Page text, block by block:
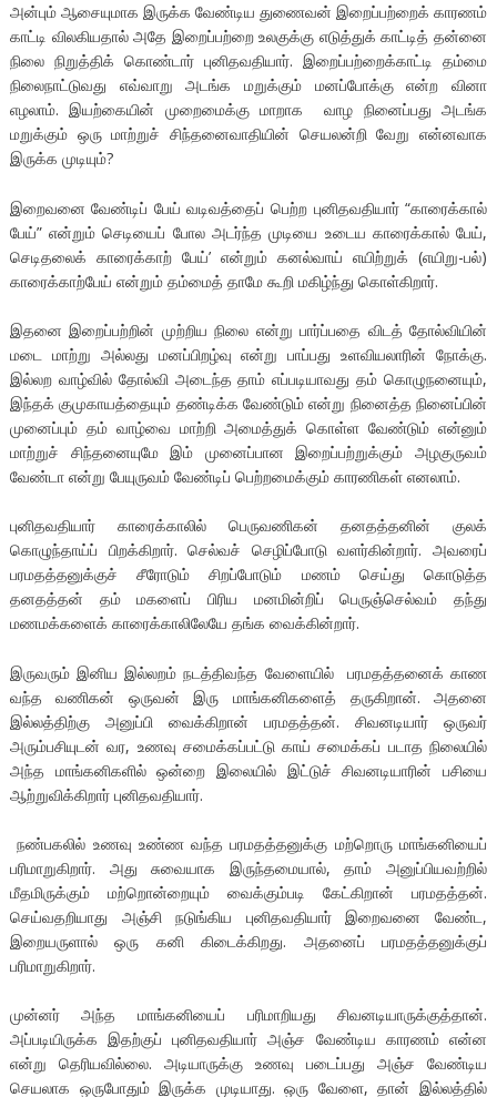
அன்பும் ஆசையுமாக இருக்க வேண்டிய துணைவன் இறைப்பற்றைக் காரணம்
காட்டி விலகியதால் அதே இறைப்பற்றை உலகுக்கு எடுத்துக் காட்டித் தன்னை
நிலை நிறுத்திக் கொண்டார் புனிதவதியார். இறைப்பற்றைக்காட்டி தம்மை
நிலைநாட்டுவது எவ்வாறு அடங்க மறுக்கும் மனப்போக்கு என்ற வினா
எழலாம். இயற்கையின் முறைமைக்கு மாறாக வாழ நினைப்பது அடங்க
மறுக்கும் ஒரு மாற்றுச் சிந்தனைவாதியின் செயலன்றி வேறு என்னவாக
இருக்க முடியும்?
இறைவனை வேண்டிப் பேய் வடிவத்தைப் பெற்ற புனிதவதியார் “காரைக்கால்
பேய்” என்றும் செடியைப் போல அடர்ந்த முடியை உடைய காரைக்கால் பேய்,
செடிதலைக் காரைக்காற் பேய்’ என்றும் கனல்வாய் எயிற்றுக் (எயிறு-பல்)
காரைக்காற்பேய் என்றும் தம்மைத் தாமே கூறி மகிழ்ந்து கொள்கிறார்.
இதனை இறைப்பற்றின் முற்றிய நிலை என்று பார்ப்பதை விடத் தோல்வியின்
மடை மாற்று அல்லது மனப்பிறழ்வு என்று பாப்பது உளவியலாரின் நோக்கு.
இல்லற வாழ்வில் தோல்வி அடைந்த தாம் எப்படியாவது தம் கொழுநனையும்,
இந்தக் குமுகாயத்தையும் தண்டிக்க வேண்டும் என்று நினைத்த நினைப்பின்
முனைப்பும் தம் வாழ்வை மாற்றி அமைத்துக் கொள்ள வேண்டும் என்னும்
மாற்றுச் சிந்தனையுமே இம் முனைப்பான இறைப்பற்றுக்கும் அழகுருவம்
வேண்டா என்று பேயுருவம் வேண்டிப் பெற்றமைக்கும் காரணிகள் எனலாம்.
புனிதவதியார் காரைக்காலில் பெருவணிகன் தனதத்தனின் குலக்
கொழுந்தாய்ப் பிறக்கிறார். செல்வச் செழிப்போடு வளர்கின்றார். அவரைப்
பரமதத்தனுக்குச் சீரோடும் சிறப்போடும் மணம் செய்து கொடுத்த
தனதத்தன் தம் மகளைப் பிரிய மனமின்றிப் பெருஞ்செல்வம் தந்து
மணமக்களைக் காரைக்காலிலேயே தங்க வைக்கின்றார்.
இருவரும் இனிய இல்லறம் நடத்திவந்த வேளையில் பரமதத்தனைக் காண
வந்த வணிகன் ஒருவன் இரு மாங்கனிகளைத் தருகிறான். அதனை
இல்லத்திற்கு அனுப்பி வைக்கிறான் பரமதத்தன். சிவனடியார் ஒருவர்
அரும்பசியுடன் வர, உணவு சமைக்கப்பட்டு காய் சமைக்கப் படாத நிலையில்
அந்த மாங்கனிகளில் ஒன்றை இலையில் இட்டுச் சிவனடியாரின் பசியை
ஆற்றுவிக்கிறார் புனிதவதியார்.
நண்பகலில் உணவு உண்ண வந்த பரமதத்தனுக்கு மற்றொரு மாங்கனியைப்
பரிமாறுகிறார். அது சுவையாக இருந்தமையால், தாம் அனுப்பியவற்றில்
மீதமிருக்கும் மற்றொன்றையும் வைக்கும்படி கேட்கிறான் பரமதத்தன்.
செய்வதறியாது அஞ்சி நடுங்கிய புனிதவதியார் இறைவனை வேண்ட,
இறையருளால் ஒரு கனி கிடைக்கிறது. அதனைப் பரமதத்தனுக்குப்
பரிமாறுகிறார்.
முன்னர் அந்த மாங்கனியைப் பரிமாறியது சிவனடியாருக்குத்தான்.
அப்படியிருக்க இதற்குப் புனிதவதியார் அஞ்ச வேண்டிய காரணம் என்ன
என்று தெரியவில்லை. அடியாருக்கு உணவு படைப்பது அஞ்ச வேண்டிய
செயலாக ஒருபோதும் இருக்க முடியாது. ஒரு வேளை, தான் இல்லத்தில்